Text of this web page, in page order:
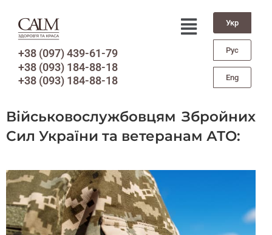
Укр
Рус
Eng
+38 (097) 439-61-79
+38 (093) 184-88-18
+38 (093) 184-88-18
Військовослужбовцям Збройних
Сил України та ветеранам АТО: